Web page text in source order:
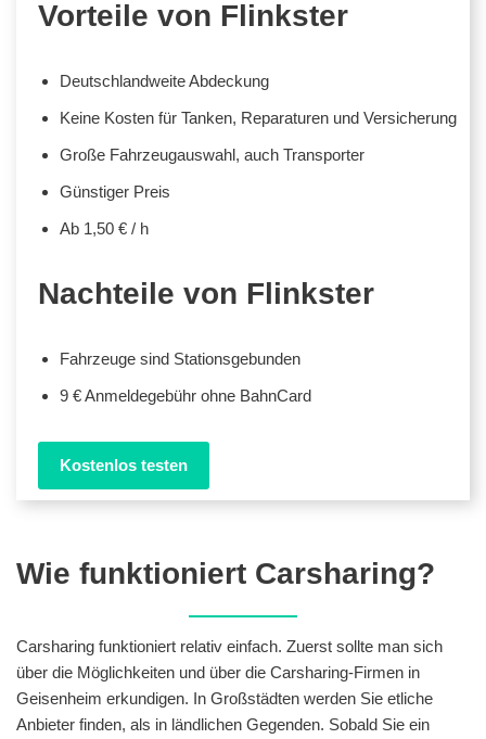
Vorteile von Flinkster
Deutschlandweite Abdeckung
Keine Kosten für Tanken, Reparaturen und Versicherung
Große Fahrzeugauswahl, auch Transporter
Günstiger Preis
Ab 1,50 € / h
Nachteile von Flinkster
Fahrzeuge sind Stationsgebunden
9 € Anmeldegebühr ohne BahnCard
Kostenlos testen
Wie funktioniert Carsharing?
Carsharing funktioniert relativ einfach. Zuerst sollte man sich
über die Möglichkeiten und über die Carsharing-Firmen in
Geisenheim erkundigen. In Großstädten werden Sie etliche
Anbieter finden, als in ländlichen Gegenden. Sobald Sie ein